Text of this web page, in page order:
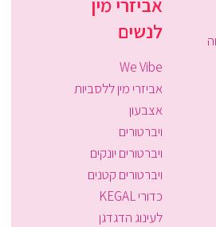
לנשים
We Vibe
אביזרי מין ללסביות
אצבעון
ויברטורים
ויברטורים יונקים
ויברטורים קטנים
כדורי KEGAL
לעינוג הדגדגן